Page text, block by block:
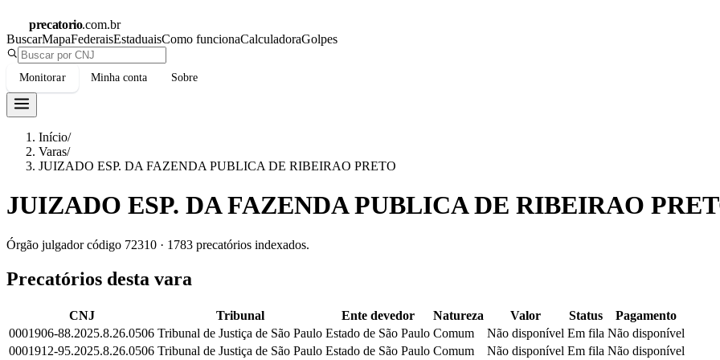
precatorio.com.br
BuscarMapaFederaisEstaduaisComo funcionaCalculadoraGolpes
Monitorar Minha conta Sobre
Início/
Varas/
JUIZADO ESP. DA FAZENDA PUBLICA DE RIBEIRAO PRETO
JUIZADO ESP. DA FAZENDA PUBLICA DE RIBEIRAO
Órgão julgador código 72310 · 1783 precatórios indexados.
Precatórios desta vara
CNJ Tribunal Ente devedor Natureza Valor Status
Pagamento
0001906-88.2025.8.26.0506 Tribunal de Justiça de São Paulo Estado de São Paulo Comum Não disponível Em fila Não disponível
0001912-95.2025.8.26.0506 Tribunal de Justiça de São Paulo Estado de São Paulo Comum Não disponível Em fila Não disponível